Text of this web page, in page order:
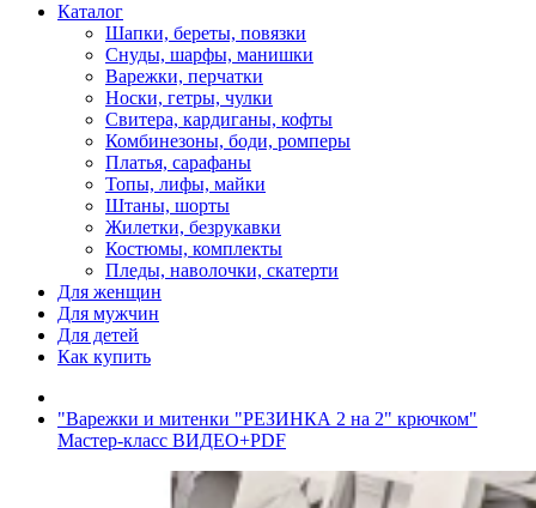
Каталог
Шапки, береты, повязки
Снуды, шарфы, манишки
Варежки, перчатки
Носки, гетры, чулки
Свитера, кардиганы, кофты
Комбинезоны, боди, ромперы
Платья, сарафаны
Топы, лифы, майки
Штаны, шорты
Жилетки, безрукавки
Костюмы, комплекты
Пледы, наволочки, скатерти
Для женщин
Для мужчин
Для детей
Как купить
"Варежки и митенки "РЕЗИНКА 2 на 2" крючком"
Мастер-класс ВИДЕО+PDF